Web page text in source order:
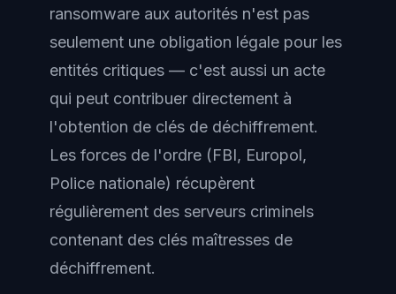
ransomware aux autorités n'est pas
seulement une obligation légale pour les
entités critiques — c'est aussi un acte
qui peut contribuer directement à
l'obtention de clés de déchiffrement.
Les forces de l'ordre (FBI, Europol,
Police nationale) récupèrent
régulièrement des serveurs criminels
contenant des clés maîtresses de
déchiffrement.